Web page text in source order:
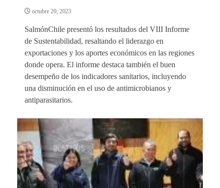
octubre 20, 2023
SalmónChile presentó los resultados del VIII Informe
de Sustentabilidad, resaltando el liderazgo en
exportaciones y los aportes económicos en las regiones
donde opera. El informe destaca también el buen
desempeño de los indicadores sanitarios, incluyendo
una disminución en el uso de antimicrobianos y
antiparasitarios.